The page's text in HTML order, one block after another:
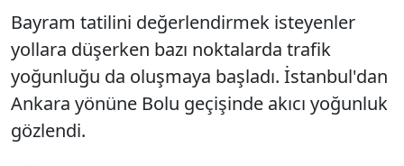
Bayram tatilini değerlendirmek isteyenler
yollara düşerken bazı noktalarda trafik
yoğunluğu da oluşmaya başladı. İstanbul'dan
Ankara yönüne Bolu geçişinde akıcı yoğunluk
gözlendi.